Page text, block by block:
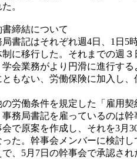
。
締結について
書記はそれぞれ週4日、1日5
に移行した。それまでの週
会業務がより円滑に進行す
もない、労働保険に加入し
労働条件を規定した「雇用
務局書記を雇っているのは
で原案を作成し、それを3月
た。幹事会メンバーに検討
、5月7日の幹事会で承認さ